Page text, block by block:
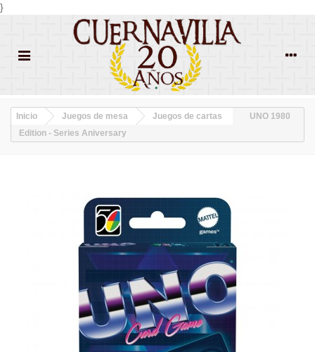
}
Inicio Juegos de mesa Juegos de cartas
UNO 1980
Edition - Series Aniversary